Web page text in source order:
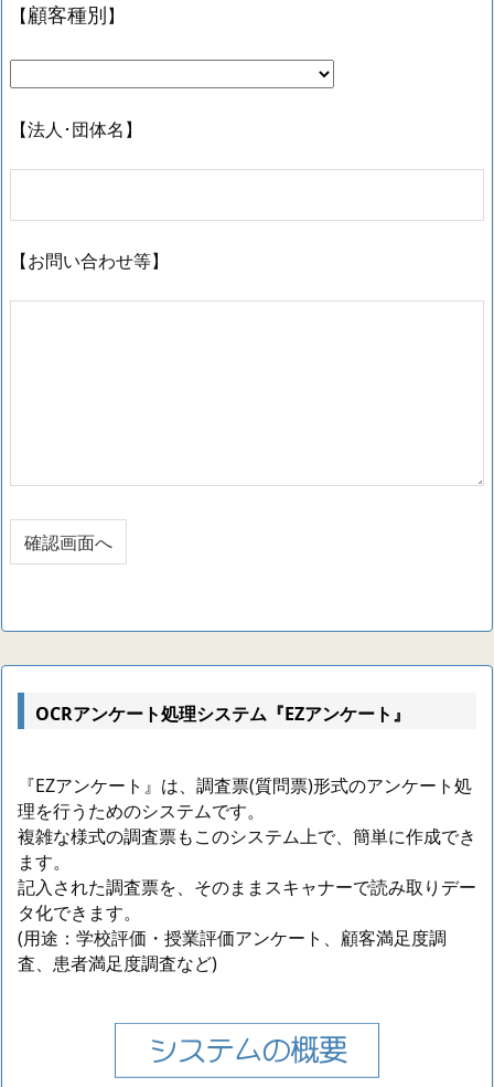
【顧客種別 】
【法人･団体名】
【お問い合わせ等】
OCRアンケート処理システム『EZアンケート』
『EZアンケート』は、調査票(質問票)形式のアンケート処
理を行うためのシステムです。
複雑な様式の調査票もこのシステム上で、簡単に作成でき
ます。
記入された調査票を、そのままスキャナーで読み取りデー
タ化できます。
(用途：学校評価・授業評価アンケート、顧客満足度調
査、患者満足度調査など)